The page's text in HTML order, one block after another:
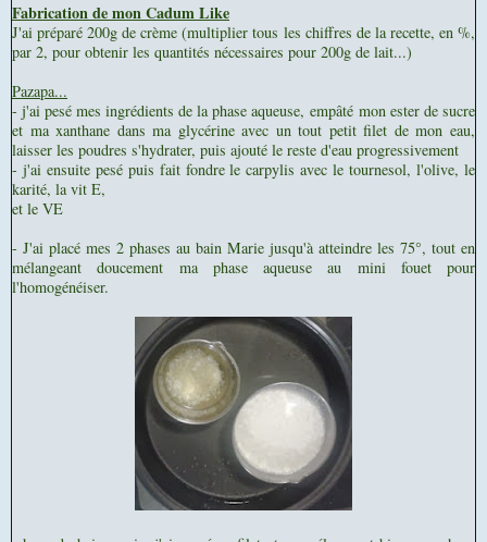
Fabrication de mon Cadum Like
J'ai préparé 200g de crème (multiplier tous les chiffres de la recette, en %,
par 2, pour obtenir les quantités nécessaires pour 200g de lait...)
Pazapa...
- j'ai pesé mes ingrédients de la phase aqueuse, empâté mon ester de sucre
et ma xanthane dans ma glycérine avec un tout petit filet de mon eau,
laisser les poudres s'hydrater, puis ajouté le reste d'eau progressivement
- j'ai ensuite pesé puis fait fondre le carpylis avec le tournesol, l'olive, le
karité, la vit E,
et le VE
- J'ai placé mes 2 phases au bain Marie jusqu'à atteindre les 75°, tout en
mélangeant doucement ma phase aqueuse au mini fouet pour
l'homogénéiser.